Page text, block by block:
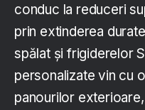
conduc la reduceri
prin extinderea
spălat și frigiderelor
personalizate vin cu
panourilor